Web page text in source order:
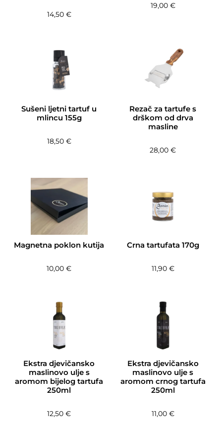
14,50 €
19,00 €
Sušeni ljetni tartuf u
mlincu 155g
18,50 €
Rezač za tartufe s
drškom od drva
masline
28,00€
Magnetna poklon kutija
10,00€
Crna tartufata 170g
11,90 €
Ekstra djevičansko
maslinovo ulje s
aromom bijelog tartufa
250ml
12,50€
Ekstra djevičansko
maslinovo ulje s
aromom crnog tartufa
250ml
11,00 €